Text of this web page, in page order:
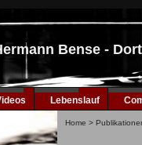
Bense -
Lebenslauf
Home >